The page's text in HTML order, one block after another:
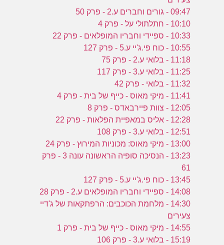
09:47 - גורים וחברים ע.2 - פרק 50
10:10 - חתלתולי על - פרק 4
10:33 - ספיידי וחבריו המופלאים - פרק 22
10:55 - כוח פי.ג'יי ע.5 - פרק 127
11:18 - בלואי ע.2 - פרק 75
11:25 - בלואי ע.3 - פרק 117
11:32 - בלואי - פרק 42
11:41 - מיקי מאוס - כייף של בית - פרק 4
12:05 - צוות פיירבאדס - פרק 8
12:28 - אליס במאפיית הפלאות - פרק 22
12:51 - בלואי ע.3 - פרק 108
13:00 - מיקי מאוס: מכוניות המירוץ - פרק 24
13:23 - הנסיכה סופיה הראשונה עונה 3 - פרק
61
13:45 - כוח פי.ג'יי ע.5 - פרק 127
14:08 - ספיידי וחבריו המופלאים ע.2 - פרק 28
14:30 - מלחמת הכוכבים: הרפתקאות של ג'דיי
צעירים
14:55 - מיקי מאוס - כייף של בית - פרק 1
15:19 - בלואי ע.3 - פרק 106